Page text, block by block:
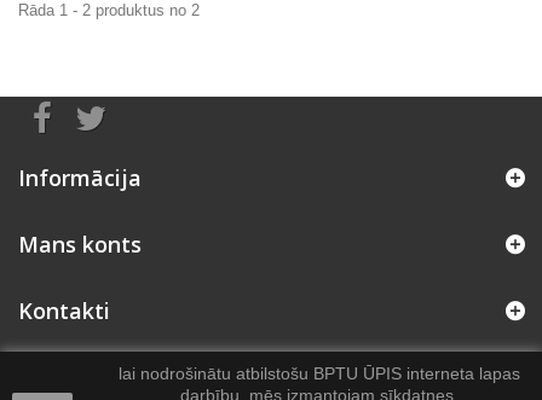
lai nodrošinātu atbilstošu BPTU ŪPIS interneta lapas
darbību, mēs izmantojam sīkdatnes,
Rāda 1 - 2 produktus no 2
Informācija
Mans konts
Kontakti